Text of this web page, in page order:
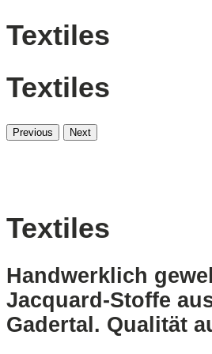
Textiles
Textiles
Previous Next
Textiles
Handwerklich
Jacquard-Stoffe
Gadertal. Qualität